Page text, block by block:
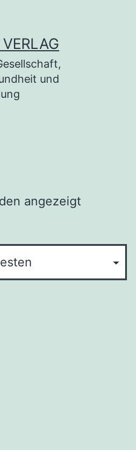
und
angezeigtNach